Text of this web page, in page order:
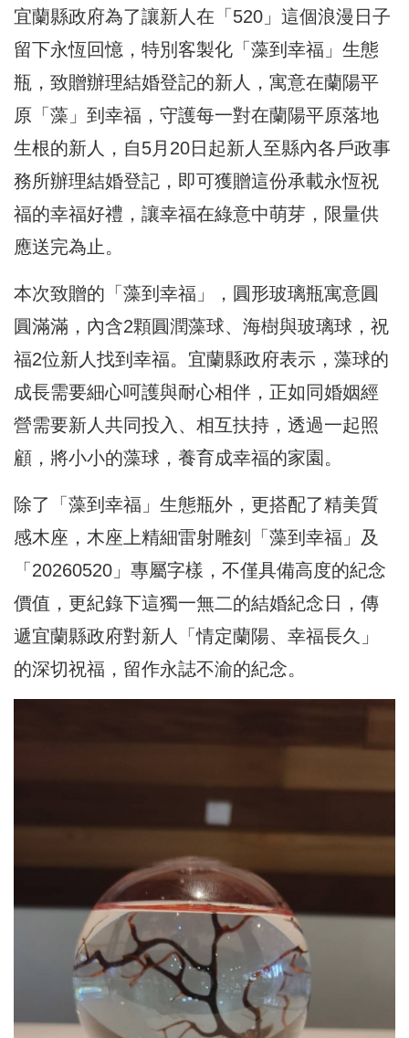
宜蘭縣政府為了讓新人在「520」這個浪漫日子
留下永恆回憶，特別客製化「藻到幸福」生態
瓶，致贈辦理結婚登記的新人，寓意在蘭陽平
原「藻」到幸福，守護每一對在蘭陽平原落地
生根的新人，自5月20日起新人至縣內各戶政事
務所辦理結婚登記，即可獲贈這份承載永恆祝
福的幸福好禮，讓幸福在綠意中萌芽，限量供
應送完為止。
本次致贈的「藻到幸福」，圓形玻璃瓶寓意圓
圓滿滿，內含2顆圓潤藻球、海樹與玻璃球，祝
福2位新人找到幸福。宜蘭縣政府表示，藻球的
成長需要細心呵護與耐心相伴，正如同婚姻經
營需要新人共同投入、相互扶持，透過一起照
顧，將小小的藻球，養育成幸福的家園。
除了「藻到幸福」生態瓶外，更搭配了精美質
感木座，木座上精細雷射雕刻「藻到幸福」及
「20260520」專屬字樣，不僅具備高度的紀念
價值，更紀錄下這獨一無二的結婚紀念日，傳
遞宜蘭縣政府對新人「情定蘭陽、幸福長久」
的深切祝福，留作永誌不渝的紀念。